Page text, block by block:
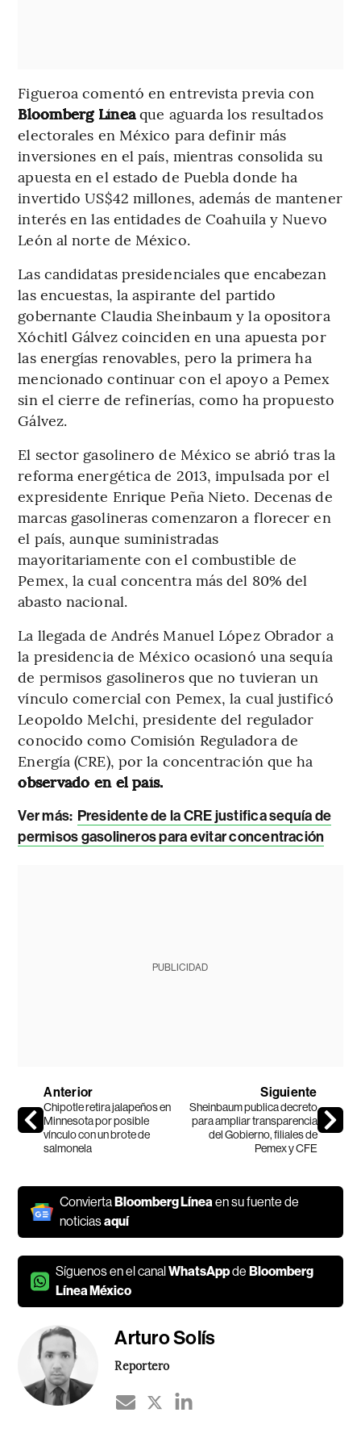
Figueroa comentó en entrevista previa con
Bloomberg Líneaque aguarda los resultados
electorales en México para definir más
inversiones en el país, mientras consolida su
apuesta en el estado de Puebla donde ha
invertido US$42 millones, además de mantener
interés en las entidades de Coahuila y Nuevo
León al norte de México.
Las candidatas presidenciales que encabezan
las encuestas, la aspirante del partido
gobernante Claudia Sheinbaum y la opositora
Xóchitl Gálvez coinciden en una apuesta por
las energías renovables, pero la primera ha
mencionado continuar con el apoyo a Pemex
sin el cierre de refinerías, como ha propuesto
Gálvez.
El sector gasolinero de México se abrió tras la
reforma energética de 2013, impulsada por el
expresidente Enrique Peña Nieto. Decenas de
marcas gasolineras comenzaron a florecer en
el país, aunque suministradas
mayoritariamente con el combustible de
Pemex, la cual concentra más del 80% del
abasto nacional.
La llegada de Andrés Manuel López Obrador a
la presidencia de México ocasionó una sequía
de permisos gasolineros que no tuvieran un
vínculo comercial con Pemex, la cual justificó
Leopoldo Melchi, presidente del regulador
conocido como Comisión Reguladora de
Energía (CRE), por la concentración que ha
observado en el país.
Ver más: Presidente de la CRE justifica sequía de
permisos gasolineros para evitar concentración
PUBLICIDAD
Anterior
Chipotle retira jalapeños en
Minnesota por posible
vínculo con un brote de
salmonela
Siguiente
Sheinbaum publica decreto
para ampliar transparencia
del Gobierno, filiales de
Pemex y CFE
ConviertaBloomberg Líneaen su fuente de
noticiasaquí
Síguenos en el canalWhatsAppdeBloomberg
Línea México
Arturo Solís
Reportero